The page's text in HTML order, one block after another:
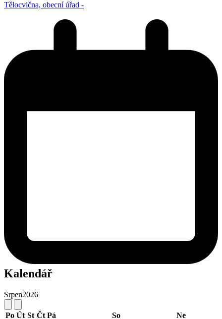
Tělocvična, obecní úřad -
Kalendář
Srpen2026
Po Út St Čt Pá So
Ne